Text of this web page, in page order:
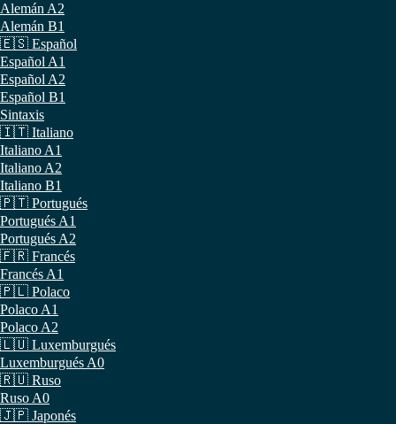
Alemán A2
Alemán B1
🇪🇸 Español
Español A1
Español A2
Español B1
Sintaxis
🇮🇹 Italiano
Italiano A1
Italiano A2
Italiano B1
🇵🇹 Portugués
Portugués A1
Portugués A2
🇫🇷 Francés
Francés A1
🇵🇱 Polaco
Polaco A1
Polaco A2
🇱🇺 Luxemburgués
Luxemburgués A0
🇷🇺 Ruso
Ruso A0
🇯🇵 Japonés